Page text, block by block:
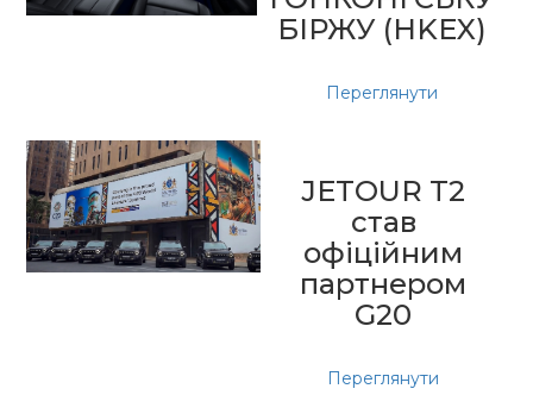
БІРЖУ (HKEX)
Переглянути
JETOUR T2
став
офіційним
партнером
G20
Переглянути